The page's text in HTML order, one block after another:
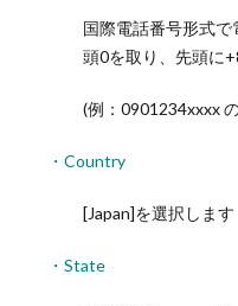
国際電話番号形式
頭0を取り、先頭に
(例：0901234xxxx
・Country
[Japan]を選択します
・State